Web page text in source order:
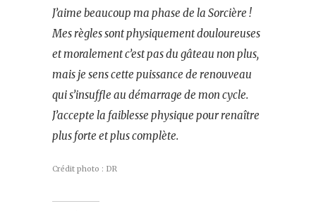
J’aime beaucoup ma phase de la Sorcière !
Mes règles sont physiquement douloureuses
et moralement c’est pas du gâteau non plus,
mais je sens cette puissance de renouveau
qui s’insuffle au démarrage de mon cycle.
J’accepte la faiblesse physique pour renaître
plus forte et plus complète.
Crédit photo : DR